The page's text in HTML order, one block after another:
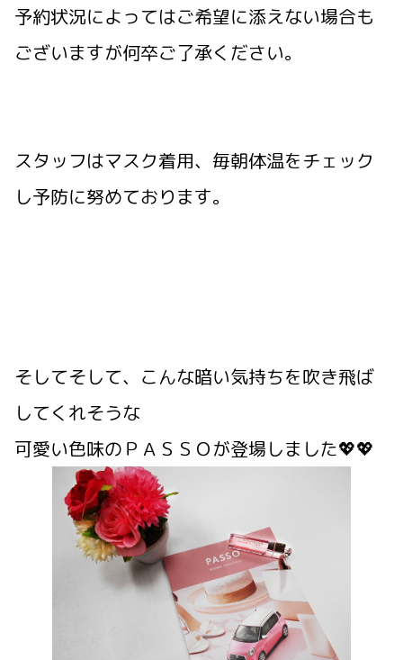
予約状況によってはご希望に添えない場合も
ございますが何卒ご了承ください。
スタッフはマスク着用、毎朝体温をチェック
し予防に努めております。
そしてそして、こんな暗い気持ちを吹き飛ば
してくれそうな
可愛い色味のＰＡＳＳＯが登場しました💖💖